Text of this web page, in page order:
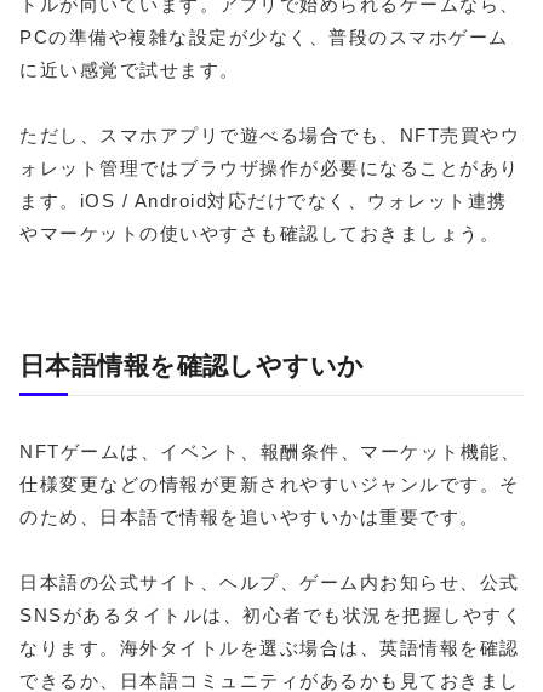
トルが向いています。アプリで始められるゲームなら、
PCの準備や複雑な設定が少なく、普段のスマホゲーム
に近い感覚で試せます。
ただし、スマホアプリで遊べる場合でも、NFT売買やウ
ォレット管理ではブラウザ操作が必要になることがあり
ます。iOS / Android対応だけでなく、ウォレット連携
やマーケットの使いやすさも確認しておきましょう。
日本語情報を確認しやすいか
NFTゲームは、イベント、報酬条件、マーケット機能、
仕様変更などの情報が更新されやすいジャンルです。そ
のため、日本語で情報を追いやすいかは重要です。
日本語の公式サイト、ヘルプ、ゲーム内お知らせ、公式
SNSがあるタイトルは、初心者でも状況を把握しやすく
なります。海外タイトルを選ぶ場合は、英語情報を確認
できるか、日本語コミュニティがあるかも見ておきまし